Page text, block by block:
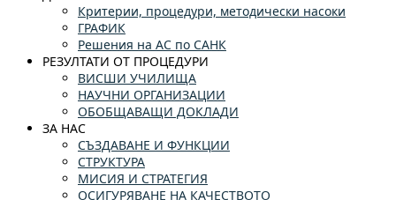
Критерии, процедури, методически насоки
ГРАФИК
Решения на АС по САНК
РЕЗУЛТАТИ ОТ ПРОЦЕДУРИ
ВИСШИ УЧИЛИЩА
НАУЧНИ ОРГАНИЗАЦИИ
ОБОБЩАВАЩИ ДОКЛАДИ
ЗА НАС
СЪЗДАВАНЕ И ФУНКЦИИ
СТРУКТУРА
МИСИЯ И СТРАТЕГИЯ
ОСИГУРЯВАНЕ НА КАЧЕСТВОТО